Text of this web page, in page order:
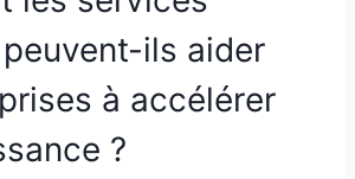
ils aider
à accélérer
?